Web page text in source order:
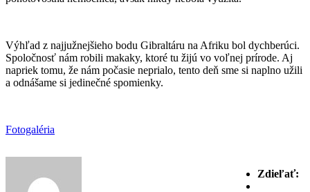
Výhľad z najjužnejšieho bodu Gibraltáru na Afriku bol dychberúci.
Spoločnosť nám robili makaky, ktoré tu žijú vo voľnej prírode. Aj
napriek tomu, že nám počasie neprialo, tento deň sme si naplno užili
a odnášame si jedinečné spomienky.
Fotogaléria
Zdieľať: